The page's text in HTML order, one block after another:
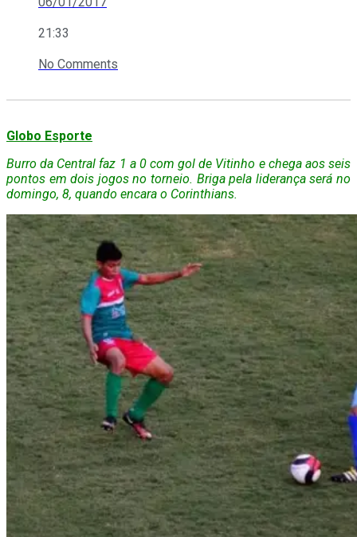
21:33
No Comments
Globo Esporte
Burro da Central faz 1 a 0 com gol de Vitinho e chega aos seis
pontos em dois jogos no torneio. Briga pela liderança será no
domingo, 8, quando encara o Corinthians.